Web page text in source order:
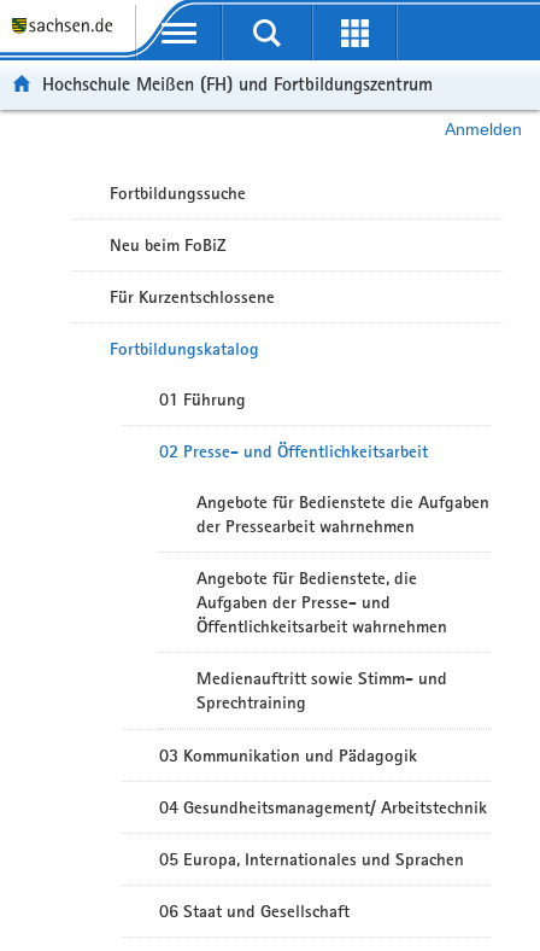
Portalübergreifende Navigation
Hochschule Meißen (FH) und Fortbildungszentrum
Anmelden
Fortbildungssuche
Neu beim FoBiZ
Für Kurzentschlossene
Fortbildungskatalog
01 Führung
02 Presse- und Öffentlichkeitsarbeit
Angebote für Bedienstete die Aufgaben
der Pressearbeit wahrnehmen
Angebote für Bedienstete, die
Aufgaben der Presse- und
Öffentlichkeitsarbeit wahrnehmen
Medienauftritt sowie Stimm- und
Sprechtraining
03 Kommunikation und Pädagogik
04 Gesundheitsmanagement/ Arbeitstechnik
05 Europa, Internationales und Sprachen
06 Staat und Gesellschaft